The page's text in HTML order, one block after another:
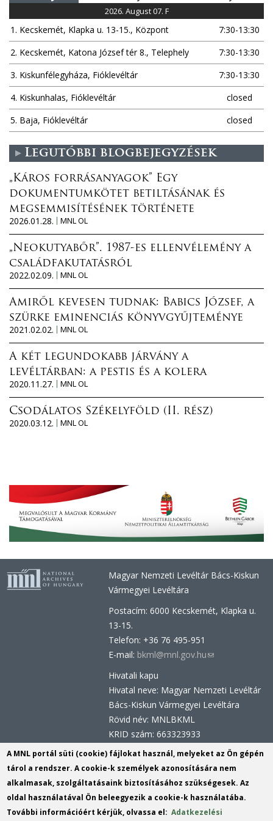
2026. August 07. F
1. Kecskemét, Klapka u. 13-15., Központ
7:30-13:30
2. Kecskemét, Katona József tér 8., Telephely
7:30-13:30
3. Kiskunfélegyháza, Fióklevéltár
7:30-13:30
4. Kiskunhalas, Fióklevéltár
closed
5. Baja, Fióklevéltár
closed
Legutóbbi blogbejegyzések
„Káros forrásanyagok” Egy
dokumentumkötet betiltásának és
megsemmisítésének története
2026.01.28.
MNL OL
„Neokutyabőr”. 1987-es ellenvélemény a
családfakutatásról
2022.02.09.
MNL OL
Amiről kevesen tudnak: Babics József, a
szürke eminenciás könyvgyűjteménye
2021.02.02.
MNL OL
A két legundokabb járvány a
levéltárban: a pestis és a kolera
2020.11.27.
MNL OL
Csodálatos Székelyföld (II. rész)
2020.03.12.
MNL OL
Magyar Nemzeti Levéltár Bács-Kiskun
Vármegyei Levéltára
Postacím: 6000 Kecskemét, Klapka u.
13-15.
Telefon: +36 76 495-951
E-mail: bkml@mnl.gov.hu(link
mail)
Hivatali kapu
Hivatal neve: Magyar Nemzeti Levéltár
Bács-Kiskun Vármegyei Levéltára
Rövid név: MNLBKML
KRID szám: 663323933
Hivatali kapu - Központi Érkeztetési
Rendszer (KÉR)
Hivatal neve: Magyar Nemzeti Levéltár
Rövid név: MNL BKML
KRID szám: 113809158
A MNL portál süti (cookie) fájlokat használ, melyeket az Ön gépén
tárol a rendszer. A cookie-k személyek azonosítására nem
alkalmasak, szolgáltatásaink biztosításához szükségesek. Az
oldal használatával Ön beleegyezik a cookie-k használatába.
További információért kérjük, olvassa el:Adatkezelési